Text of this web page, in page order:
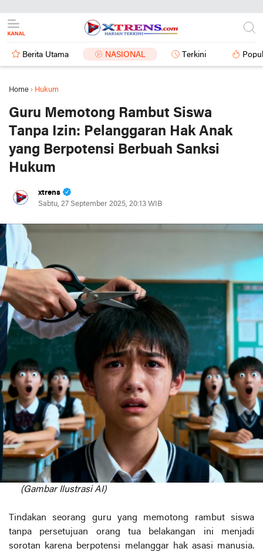
Berita Utama NASIONAL Terkini
Home › Hukum
Guru Memotong Rambut Siswa
Tanpa Izin: Pelanggaran Hak Anak
yang Berpotensi Berbuah Sanksi
Hukum
xtrens
Sabtu, 27 September 2025, 20:13 WIB
(Gambar Ilustrasi AI)
Tindakan seorang guru yang memotong rambut siswa
tanpa persetujuan orang tua belakangan ini menjadi
sorotan karena berpotensi melanggar hak asasi manusia.